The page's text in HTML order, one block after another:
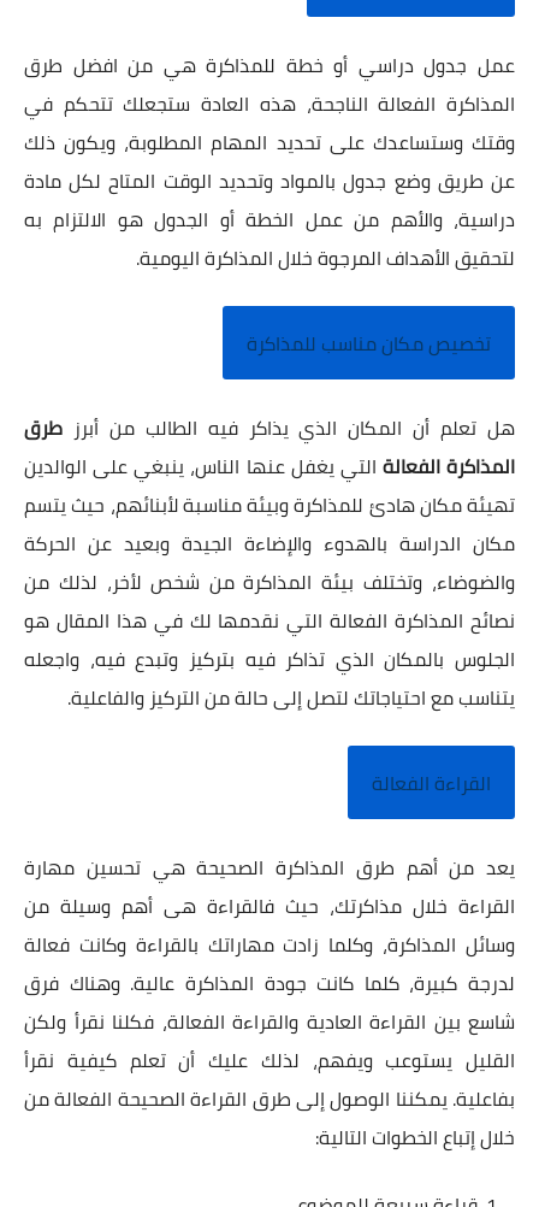
عمل جدول دراسي أو خطة للمذاكرة هي من افضل طرق
المذاكرة الفعالة الناجحة، هذه العادة ستجعلك تتحكم في
وقتك وستساعدك على تحديد المهام المطلوبة، ويكون ذلك
عن طريق وضع جدول بالمواد وتحديد الوقت المتاح لكل مادة
دراسية، والأهم من عمل الخطة أو الجدول هو الالتزام به
لتحقيق الأهداف المرجوة خلال المذاكرة اليومية.
تخصيص مكان مناسب للمذاكرة
هل تعلم أن المكان الذي يذاكر فيه الطالب من أبرز طرق
المذاكرة الفعالة التي يغفل عنها الناس، ينبغي على الوالدين
تهيئة مكان هادئ للمذاكرة وبيئة مناسبة لأبنائهم، حيث يتسم
مكان الدراسة بالهدوء والإضاءة الجيدة وبعيد عن الحركة
والضوضاء، وتختلف بيئة المذاكرة من شخص لأخر، لذلك من
نصائح المذاكرة الفعالة التي نقدمها لك في هذا المقال هو
الجلوس بالمكان الذي تذاكر فيه بتركيز وتبدع فيه، واجعله
يتناسب مع احتياجاتك لتصل إلى حالة من التركيز والفاعلية.
القراءة الفعالة
يعد من أهم طرق المذاكرة الصحيحة هي تحسين مهارة
القراءة خلال مذاكرتك، حيث فالقراءة هى أهم وسيلة من
وسائل المذاكرة، وكلما زادت مهاراتك بالقراءة وكانت فعالة
لدرجة كبيرة، كلما كانت جودة المذاكرة عالية. وهناك فرق
شاسع بين القراءة العادية والقراءة الفعالة، فكلنا نقرأ ولكن
القليل يستوعب ويفهم، لذلك عليك أن تعلم كيفية نقرأ
بفاعلية. يمكننا الوصول إلى طرق القراءة الصحيحة الفعالة من
خلال إتباع الخطوات التالية: